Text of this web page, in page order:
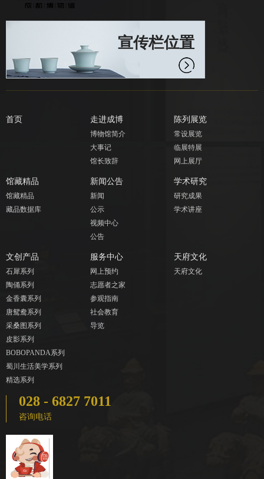
宣传栏位置
首页 走进成博
博物馆简介
大事记
馆长致辞
陈列展览
常设展览
临展特展
网上展厅
馆藏精品
馆藏精品
藏品数据库
新闻公告
新闻
公示
视频中心
公告
学术研究
研究成果
学术讲座
文创产品
石犀系列
陶俑系列
金香囊系列
唐鸳鸯系列
采桑图系列
皮影系列
BOBOPANDA系列
蜀川生活美学系列
精选系列
服务中心
网上预约
志愿者之家
参观指南
社会教育
导览
天府文化
天府文化
028 - 6827 7011
咨询电话